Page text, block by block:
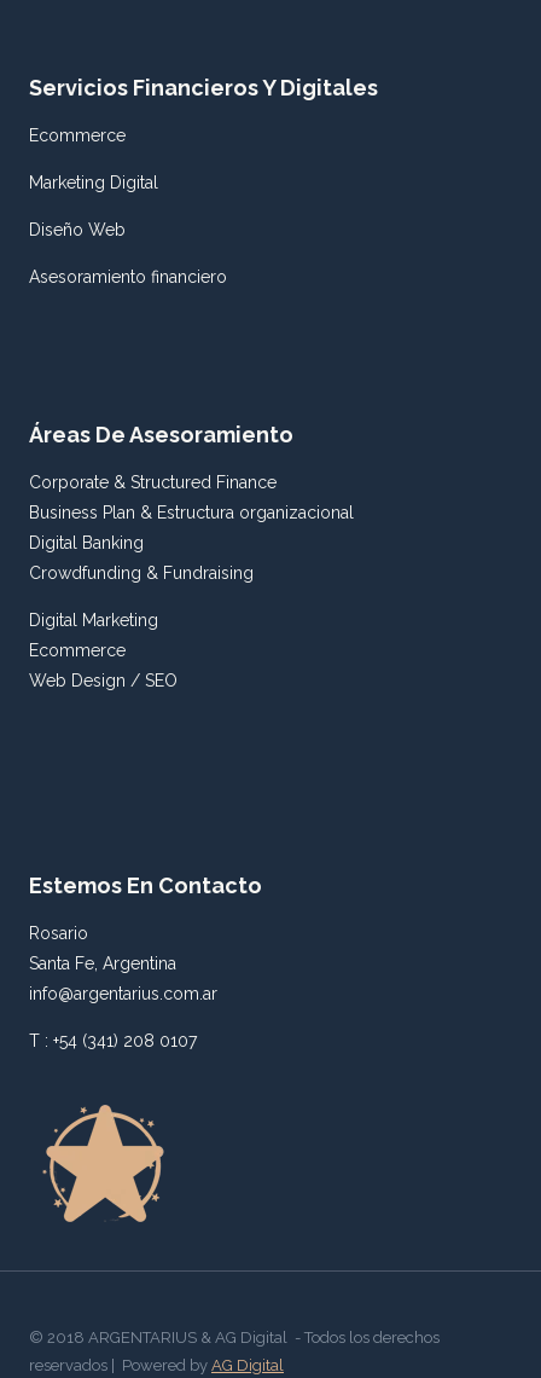
Servicios Financieros Y Digitales
Ecommerce
Marketing Digital
Diseño Web
Asesoramiento financiero
Áreas De Asesoramiento
Corporate & Structured Finance
Business Plan & Estructura organizacional
Digital Banking
Crowdfunding & Fundraising
Digital Marketing
Ecommerce
Web Design / SEO
Estemos En Contacto
Rosario
Santa Fe, Argentina
info@argentarius.com.ar
T : +54 (341) 208 0107
© 2018 ARGENTARIUS & AG Digital - Todos los derechos
reservados | Powered by AG Digital